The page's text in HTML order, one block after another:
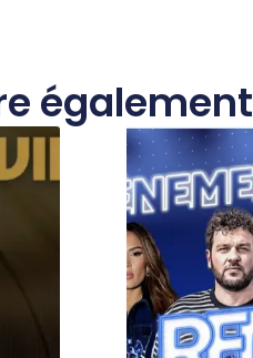
également